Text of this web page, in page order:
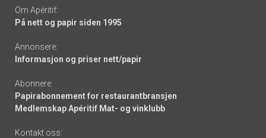
Om Apéritif:
På nett og papir siden 1995
Annonsere:
Informasjon og priser nett/papir
Abonnere:
Papirabonnement for restaurantbransjen
Medlemskap Apéritif Mat- og vinklubb
Kontakt oss: